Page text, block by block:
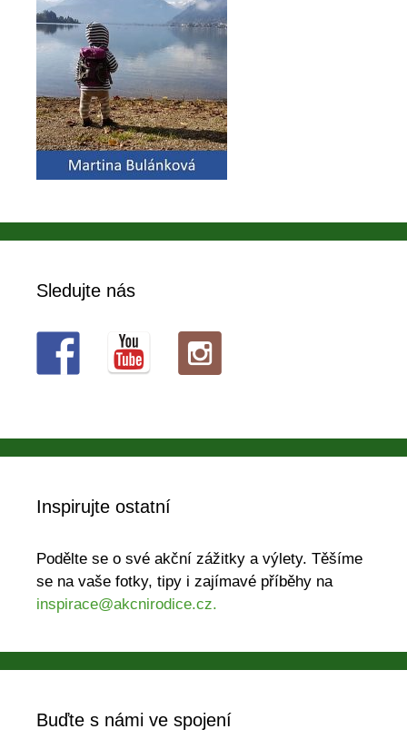
Sledujte nás
Inspirujte ostatní
Podělte se o své akční zážitky a výlety. Těšíme
se na vaše fotky, tipy i zajímavé příběhy na
inspirace@akcnirodice.cz.
Buďte s námi ve spojení